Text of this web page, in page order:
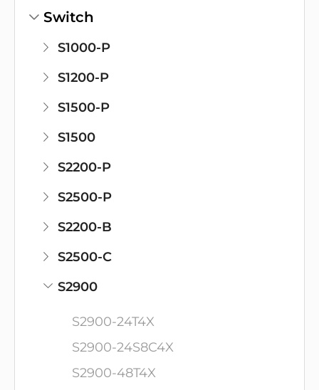
Switch
S1000-P
S1200-P
S1500-P
S1500
S2200-P
S2500-P
S2200-B
S2500-C
S2900
S2900-24T4X
S2900-24S8C4X
S2900-48T4X